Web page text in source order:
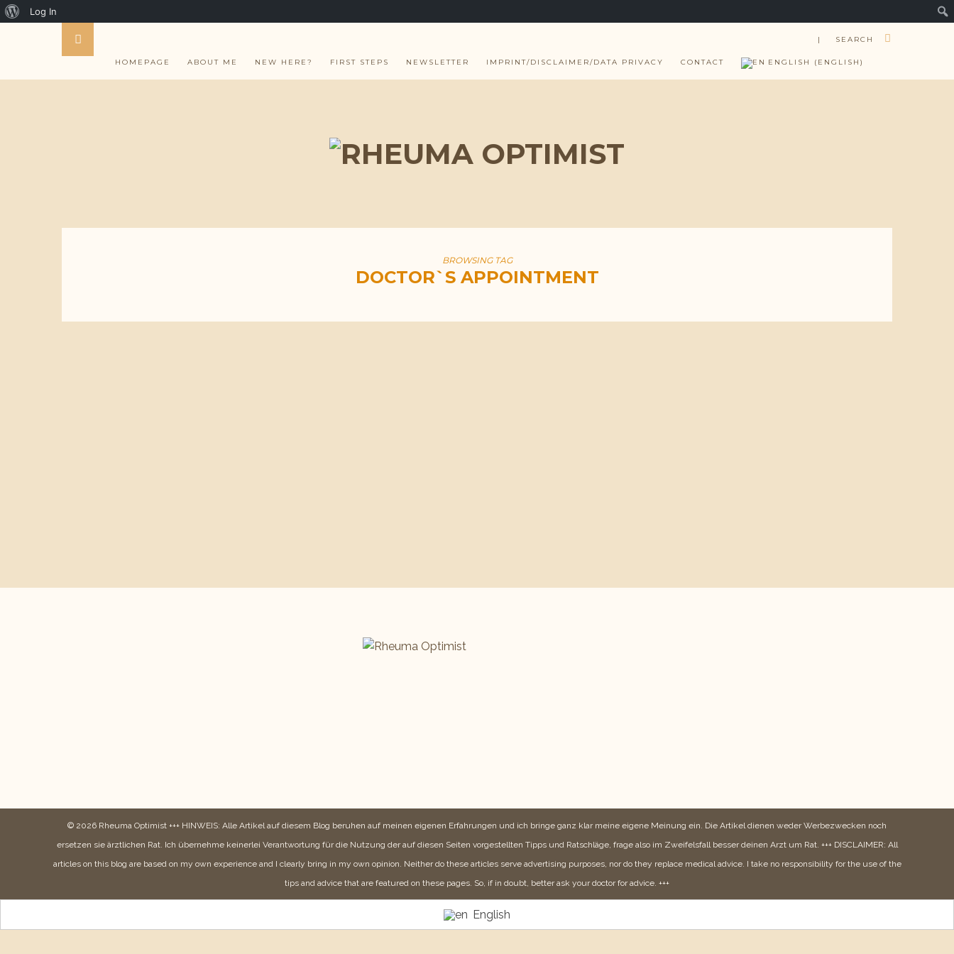
| SEARCH
HOMEPAGE ABOUT ME NEW HERE? FIRST STEPS NEWSLETTER IMPRINT/DISCLAIMER/DATA PRIVACY CONTACT ENGLISH ( ENGLISH )
BROWSING TAG
DOCTOR`S APPOINTMENT
© 2026 Rheuma Optimist +++ HINWEIS: Alle Artikel auf diesem Blog beruhen auf meinen eigenen Erfahrungen und ich bringe ganz klar meine eigene Meinung ein. Die Artikel dienen weder Werbezwecken noch
ersetzen sie ärztlichen Rat. Ich übernehme keinerlei Verantwortung für die Nutzung der auf diesen Seiten vorgestellten Tipps und Ratschläge, frage also im Zweifelsfall besser deinen Arzt um Rat. +++ DISCLAIMER: All
articles on this blog are based on my own experience and I clearly bring in my own opinion. Neither do these articles serve advertising purposes, nor do they replace medical advice. I take no responsibility for the use of the
tips and advice that are featured on these pages. So, if in doubt, better ask your doctor for advice. +++
English
About
Log In